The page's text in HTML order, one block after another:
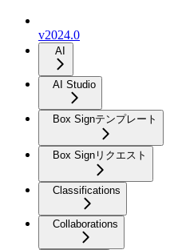
v2024.0
AI
AI Studio
Box Signテンプレート
Box Signリクエスト
Classifications
Collaborations